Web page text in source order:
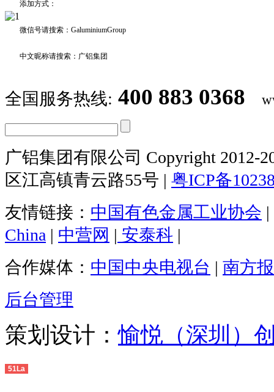
添加方式：
微信号请搜索：GaluminiumGroup
中文昵称请搜索：广铝集团
全国服务热线: 400 883 0368
广铝集团有限公司 Copyright 2012-
区江高镇青云路55号 | 粤ICP备
友情链接： 中国有色金属工业协会 |
China | 中营网 | 安泰科 |
合作媒体： 中国中央电视台 | 南方
后台管理
策划设计：愉悦（深圳）
51La